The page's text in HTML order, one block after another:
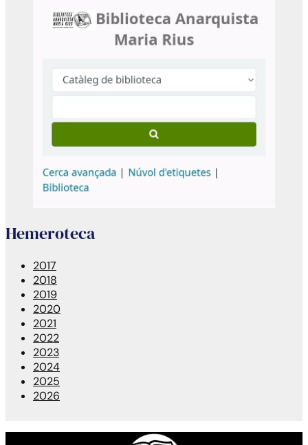
Hemeroteca
2017
2018
2019
2020
2021
2022
2023
2024
2025
2026